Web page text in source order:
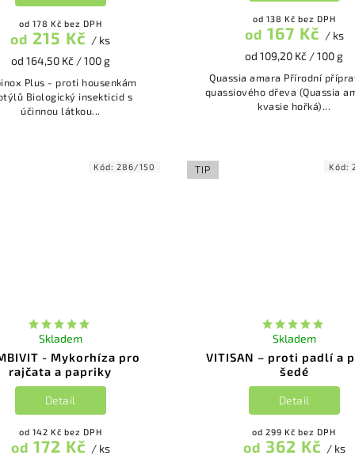
od 178 Kč bez DPH
od 215 Kč / ks
od 164,50 Kč / 100 g
Plus - proti housenkám
insekticid s
účinnou látkou...
od 138 Kč bez DPH
od 167 Kč / ks
od 109,20 Kč / 100 g
Quassia amara Přírodní přípravek z
quassiového dřeva (Quassia
kvasie hořká)...
- Mykorhíza pro
rajčata a papriky
Skladem
od 142 Kč bez DPH
od 172 Kč / ks
Detail
Kód:286/150 TIP
VITISAN – proti padlí a
šedé
Skladem
od 299 Kč bez DPH
od 362 Kč / ks
Detail
Kód: